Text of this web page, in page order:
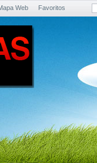
Web
Favoritos